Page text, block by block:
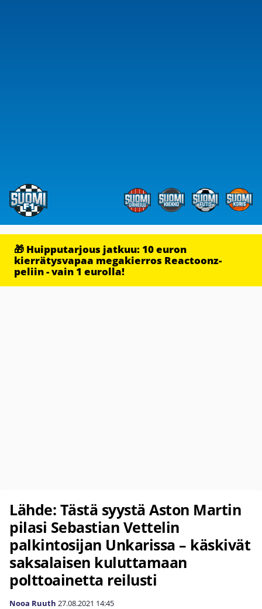
🎁 Huipputarjous jatkuu: 10 euron
kierrätysvapaa megakierros Reactoonz-
peliin - vain 1 eurolla!
Lähde: Tästä syystä Aston Martin
pilasi Sebastian Vettelin
palkintosijan Unkarissa – käskivät
saksalaisen kuluttamaan
polttoainetta reilusti
Nooa Ruuth 27.08.2021 14:45